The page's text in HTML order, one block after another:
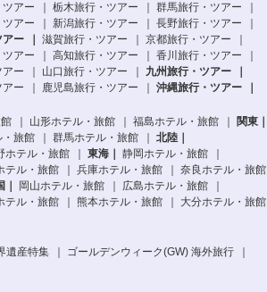
アー
栃木旅行・ツアー
群馬旅行・ツアー
アー
新潟旅行・ツアー
長野旅行・ツアー
アー
滋賀旅行・ツアー
京都旅行・ツアー
アー
高知旅行・ツアー
香川旅行・ツアー
ー
山口旅行・ツアー
九州旅行・ツアー
ー
鹿児島旅行・ツアー 沖縄旅行・ツアー
山形ホテル・旅館 福島ホテル・旅館
関東
・旅館
群馬ホテル・旅館
北陸
ホテル・旅館
東海
静岡ホテル・旅館
テル・旅館
兵庫ホテル・旅館
奈良ホテル・旅館
岡山ホテル・旅館
広島ホテル・旅館
テル・旅館
熊本ホテル・旅館 大分ホテル・旅館
遺産特集 ゴールデンウィーク(GW) 海外旅行